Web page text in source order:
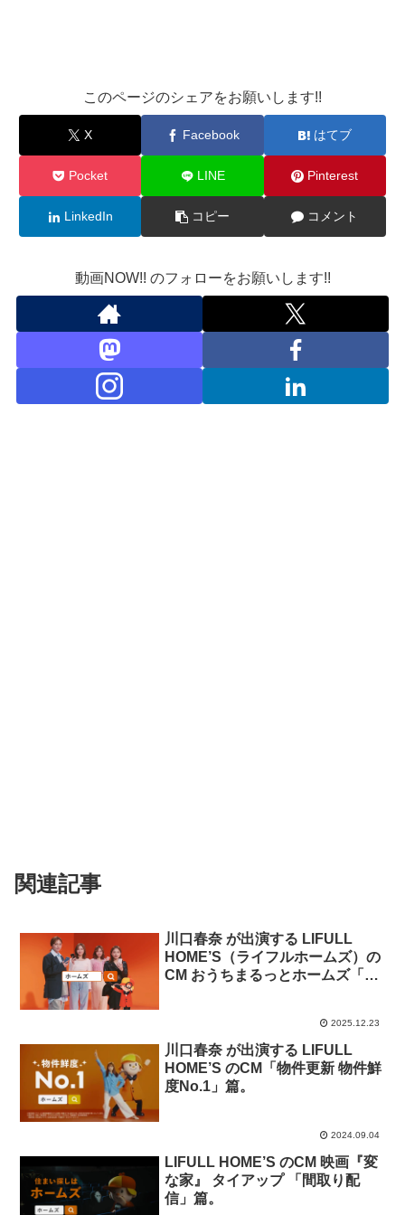
このページのシェアをお願いします!!
X Facebook はてブ
Pocket LINE Pinterest
LinkedIn コピー コメント
動画NOW!! のフォローをお願いします!!
関連記事
川口春奈 が出演する LIFULL
HOME’S（ライフルホームズ）の
CM おうちまるっとホームズ「4
2025.12.23
川口春奈 が出演する LIFULL
HOME’S のCM「物件更新 物件鮮
度No.1」篇。
2024.09.04
LIFULL HOME’S のCM 映画『変
な家』 タイアップ 「間取り配
信」篇。